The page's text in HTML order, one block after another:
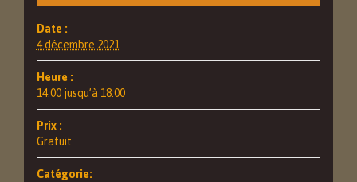
Date :
4 décembre 2021
Heure :
14:00 jusqu’à 18:00
Prix :
Gratuit
Catégorie: